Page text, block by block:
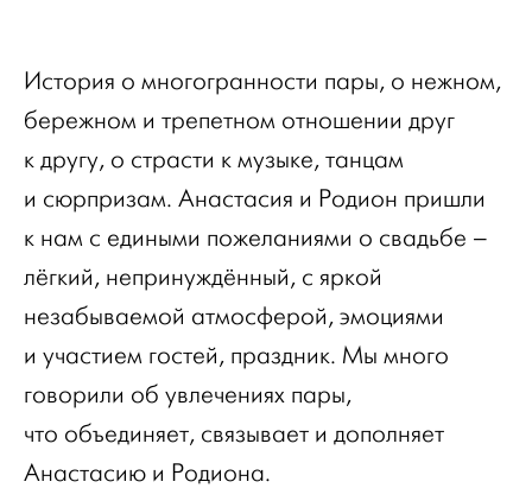
История о многогранности пары, о нежном,
бережном и трепетном отношении друг
к другу, о страсти к музыке, танцам
и сюрпризам. Анастасия и Родион пришли
к нам с едиными пожеланиями о свадьбе –
лёгкий, непринуждённый, с яркой
незабываемой атмосферой, эмоциями
и участием гостей, праздник. Мы много
говорили об увлечениях пары,
что объединяет, связывает и дополняет
Анастасию и Родиона.